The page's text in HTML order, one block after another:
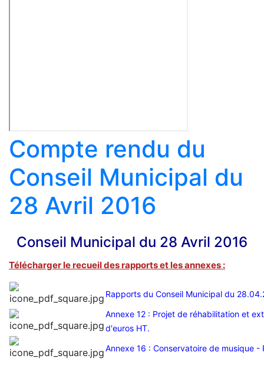
Compte rendu du
Conseil Municipal du
28 Avril 2016
Conseil Municipal du 28 Avril 2016
Télécharger le recueil des rapports et les annexes :
Rapports du Conseil Municipal du
Annexe 12 : Projet de réhabilitation et
d'euros HT.
Annexe 16 : Conservatoire de musique